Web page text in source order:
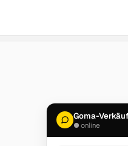
Goma-
● online